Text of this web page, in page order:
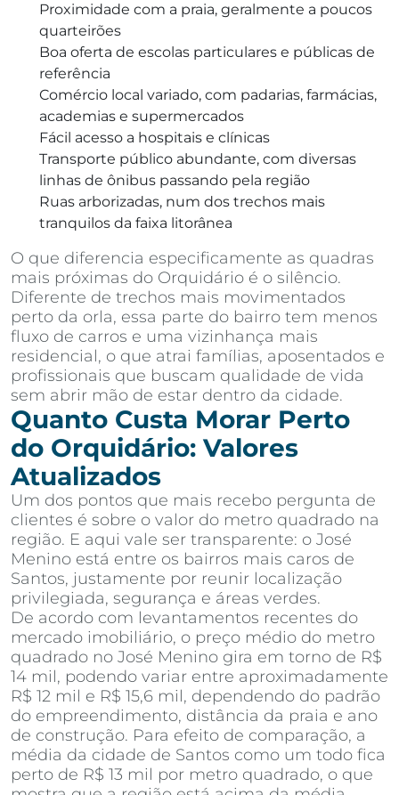
Proximidade com a praia, geralmente a poucos
quarteirões
Boa oferta de escolas particulares e públicas de
referência
Comércio local variado, com padarias, farmácias,
academias e supermercados
Fácil acesso a hospitais e clínicas
Transporte público abundante, com diversas
linhas de ônibus passando pela região
Ruas arborizadas, num dos trechos mais
tranquilos da faixa litorânea
O que diferencia especificamente as quadras
mais próximas do Orquidário é o silêncio.
Diferente de trechos mais movimentados
perto da orla, essa parte do bairro tem menos
fluxo de carros e uma vizinhança mais
residencial, o que atrai famílias, aposentados e
profissionais que buscam qualidade de vida
sem abrir mão de estar dentro da cidade.
Quanto Custa Morar Perto
do Orquidário: Valores
Atualizados
Um dos pontos que mais recebo pergunta de
clientes é sobre o valor do metro quadrado na
região. E aqui vale ser transparente: o José
Menino está entre os bairros mais caros de
Santos, justamente por reunir localização
privilegiada, segurança e áreas verdes.
De acordo com levantamentos recentes do
mercado imobiliário, o preço médio do metro
quadrado no José Menino gira em torno de R$
14 mil, podendo variar entre aproximadamente
R$ 12 mil e R$ 15,6 mil, dependendo do padrão
do empreendimento, distância da praia e ano
de construção. Para efeito de comparação, a
média da cidade de Santos como um todo fica
perto de R$ 13 mil por metro quadrado, o que